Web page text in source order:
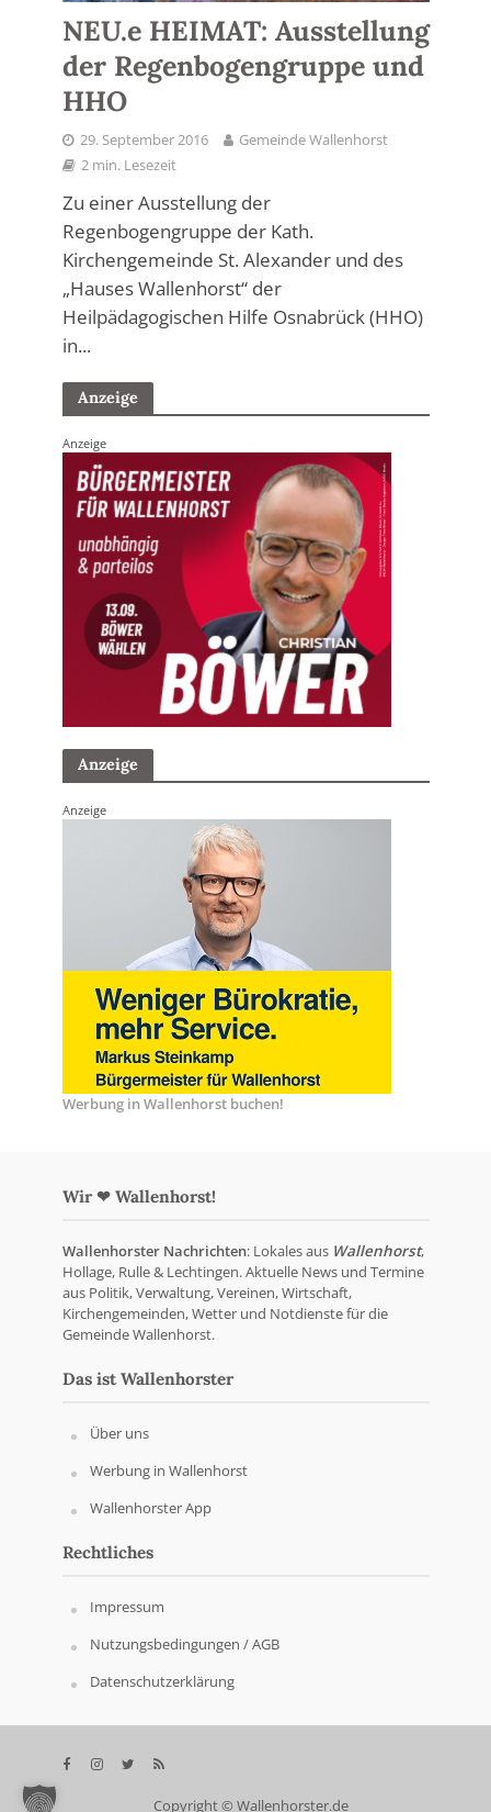
NEU.e HEIMAT: Ausstellung
der Regenbogengruppe und
HHO
29. September 2016
Gemeinde Wallenhorst
2 min. Lesezeit
Zu einer Ausstellung der
Regenbogengruppe der Kath.
Kirchengemeinde St. Alexander und des
„Hauses Wallenhorst“ der
Heilpädagogischen Hilfe Osnabrück (HHO)
in...
Anzeige
Anzeige
Anzeige
Anzeige
Werbung in Wallenhorst buchen!
Wir ❤ Wallenhorst!
Wallenhorster Nachrichten: Lokales aus Wallenhorst,
Hollage, Rulle & Lechtingen. Aktuelle News und Termine
aus Politik, Verwaltung, Vereinen, Wirtschaft,
Kirchengemeinden, Wetter und Notdienste für die
Gemeinde Wallenhorst.
Das ist Wallenhorster
Über uns
Werbung in Wallenhorst
Wallenhorster App
Rechtliches
Impressum
Nutzungsbedingungen / AGB
Datenschutzerklärung
Copyright © Wallenhorster.de